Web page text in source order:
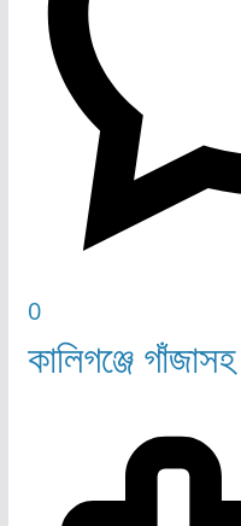
0
কালিগঞ্জে